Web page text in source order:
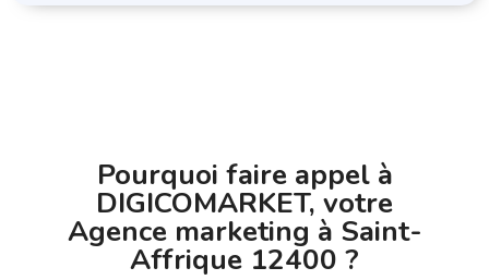
Pourquoi faire appel à
DIGICOMARKET, votre
Agence marketing à Saint-
Affrique 12400 ?